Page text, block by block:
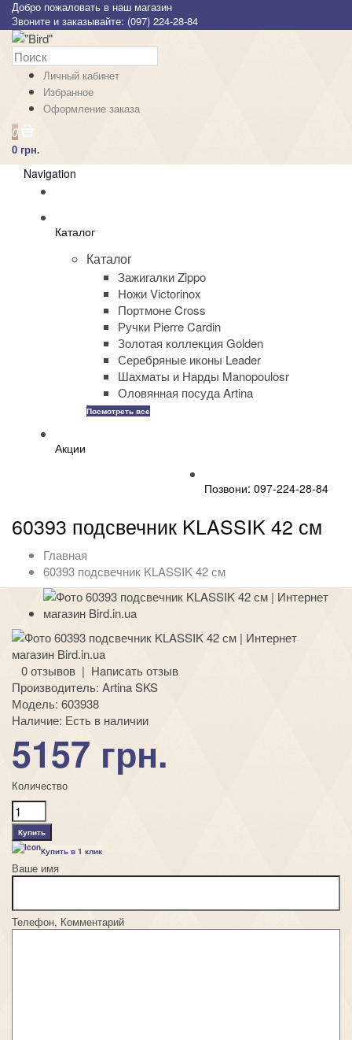
Добро пожаловать в наш магазин
Звоните и заказывайте: (097) 224-28-84
Личный кабинет
Избранное
Оформление заказа
0
0 грн.
Navigation
Каталог
Каталог
Зажигалки Zippo
Ножи Victorinox
Портмоне Cross
Ручки Pierre Cardin
Золотая коллекция Golden
Серебряные иконы Leader
Шахматы и Нарды Manopoulosr
Оловянная посуда Artina
Посмотреть все
Акции
Позвони: 097-224-28-84
60393 подсвечник KLASSIK 42 см
Главная
60393 подсвечник KLASSIK 42 см
0 отзывов | Написать отзыв
Производитель: Artina SKS
Модель: 603938
Наличие: Есть в наличии
5157 грн.
Количество
Купить в 1 клик
Ваше имя
Телефон, Комментарий